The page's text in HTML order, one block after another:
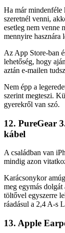
Ha már mindenféle
szeretnél venni,
esetleg nem venne
mennyire hasznára
Az App Store-ban
lehetőség, hogy
aztán e-mailen
Nem épp a
szerint megteszi.
gyerekről van szó.
12. PureGear
kábel
A családban van
mindig azon
Karácsonykor
meg egymás dolgát
töltővel egyszerre
ráadásul a 2,4 A-s
13. Apple